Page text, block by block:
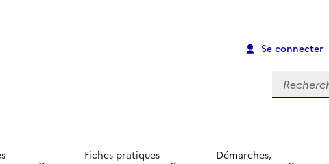
Se connecter
Recherche
Fiches pratiques
Démarches,